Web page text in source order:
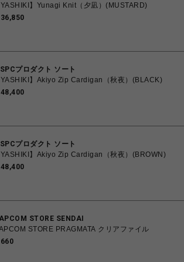
YASHIKI】Yunagi Knit（夕凪）(MUSTARD)
36,850
プロダクト ソート
YASHIKI】Akiyo Zip Cardigan（秋夜）(BLACK)
48,400
プロダクト ソート
YASHIKI】Akiyo Zip Cardigan（秋夜）(BROWN)
48,400
STORE SENDAI
STORE PRAGMATA クリアファイル
660